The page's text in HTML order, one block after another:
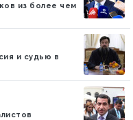
из более чем
и судью в